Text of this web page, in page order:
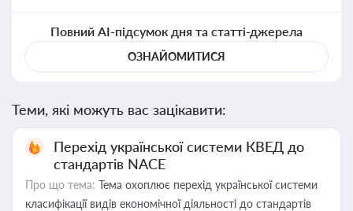
Повний AI-підсумок дня та статті-джерела
ОЗНАЙОМИТИСЯ
Теми, які можуть вас зацікавити:
Перехід української системи КВЕД до
стандартів NACE
Про що тема: Тема охоплює перехід української системи
класифікації видів економічної діяльності до стандартів